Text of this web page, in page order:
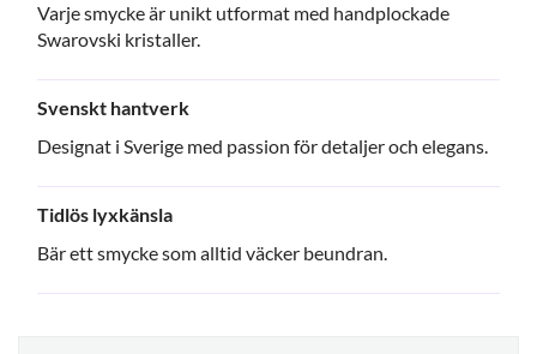
Varje smycke är unikt utformat med handplockade
Swarovski kristaller.
Svenskt hantverk
Designat i Sverige med passion för detaljer och elegans.
Tidlös lyxkänsla
Bär ett smycke som alltid väcker beundran.